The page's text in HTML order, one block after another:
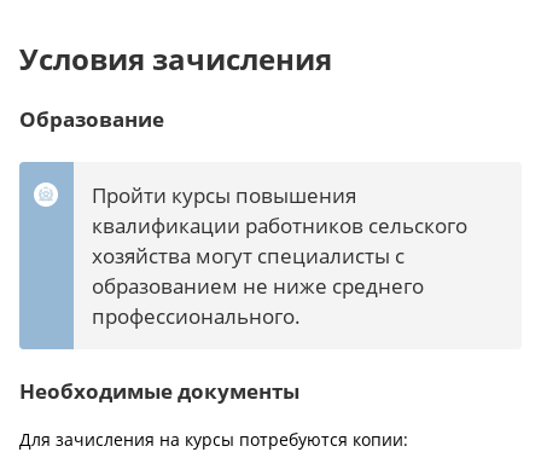
Условия зачисления
Образование
Пройти курсы повышения
квалификации работников сельского
хозяйства могут специалисты с
образованием не ниже среднего
профессионального.
Необходимые документы
Для зачисления на курсы потребуются копии: